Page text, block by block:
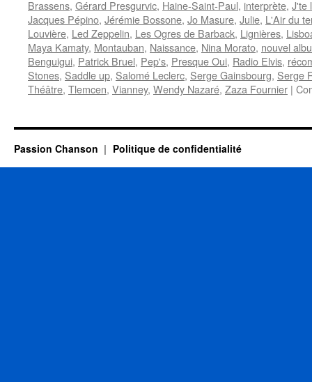
Brassens, Gérard Presgurvic, Haine-Saint-Paul, interprète, J'te
Jacques Pépino, Jérémie Bossone, Jo Masure, Julie, L'Air du
Louvière, Led Zeppelin, Les Ogres de Barback, Lignières,
Maya Kamaty, Montauban, Naissance, Nina Morato, nouvel
Benguigui, Patrick Bruel, Pep's, Presque Oui, Radio Elvis,
Stones, Saddle up, Salomé Leclerc, Serge Gainsbourg, Serge
Théâtre, Tlemcen, Vianney, Wendy Nazaré, Zaza Fournier |
Passion Chanson Politique de confidentialité